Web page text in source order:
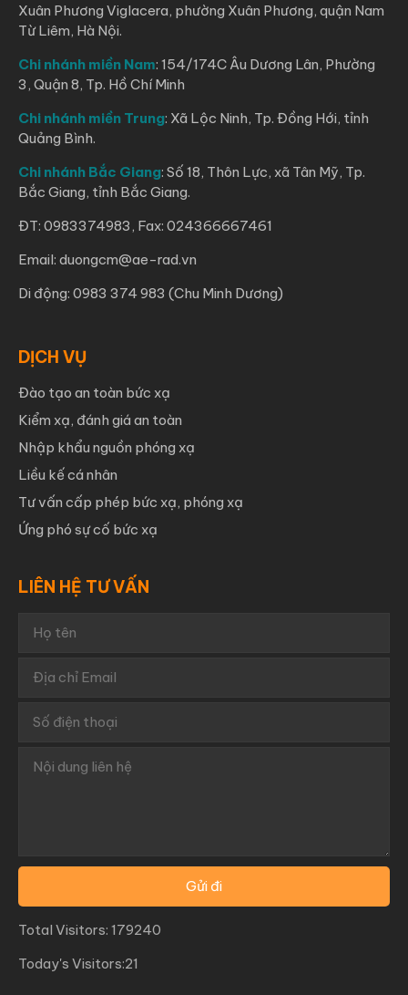
Xuân Phương Viglacera, phường Xuân Phương, quận Nam
Từ Liêm, Hà Nội.
Chi nhánh miền Nam: 154/174C Âu Dương Lân, Phường
3, Quận 8, Tp. Hồ Chí Minh
Chi nhánh miền Trung: Xã Lộc Ninh, Tp. Đồng Hới, tỉnh
Quảng Bình.
Chi nhánh Bắc Giang: Số 18, Thôn Lực, xã Tân Mỹ, Tp.
Bắc Giang, tỉnh Bắc Giang.
ĐT: 0983374983, Fax: 024366667461
Email: duongcm@ae-rad.vn
Di động: 0983 374 983 (Chu Minh Dương)
DỊCH VỤ
Đào tạo an toàn bức xạ
Kiểm xạ, đánh giá an toàn
Nhập khẩu nguồn phóng xạ
Liều kế cá nhân
Tư vấn cấp phép bức xạ, phóng xạ
Ứng phó sự cố bức xạ
LIÊN HỆ TƯ VẤN
Total Visitors: 179240
Today's Visitors:21